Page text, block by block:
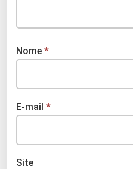
Nome *
E-mail *
Site